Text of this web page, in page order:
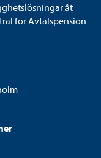
åt
för Avtalspension